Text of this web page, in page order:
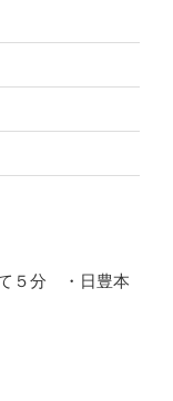
５分 ・日豊本